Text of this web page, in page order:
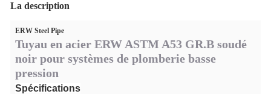
La description
ERW Steel Pipe
Tuyau en acier ERW ASTM A53 GR.B soudé
noir pour systèmes de plomberie basse
pression
Spécifications